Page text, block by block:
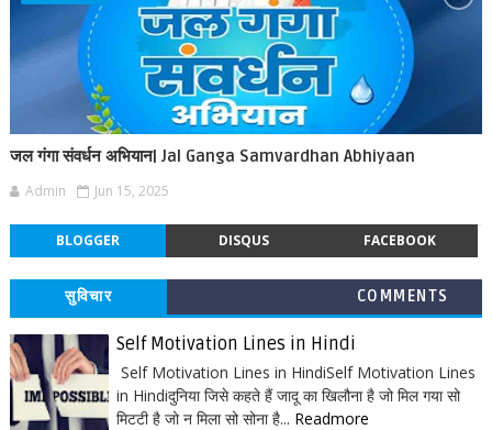
जल गंगा संवर्धन अभियान| Jal Ganga Samvardhan Abhiyaan
Admin Jun 15, 2025
BLOGGER DISQUS FACEBOOK
सुविचार COMMENTS
Self Motivation Lines in Hindi
Self Motivation Lines in HindiSelf Motivation Lines
in Hindiदुनिया जिसे कहते हैं जादू का खिलौना है जो मिल गया सो
मिटटी है जो न मिला सो सोना है... Readmore